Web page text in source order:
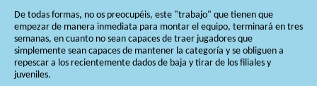
De todas formas, no os preocupéis, este "trabajo" que tienen que
empezar de manera inmediata para montar el equipo, terminará en tres
semanas, en cuanto no sean capaces de traer jugadores que
simplemente sean capaces de mantener la categoría y se obliguen a
repescar a los recientemente dados de baja y tirar de los filiales y
juveniles.